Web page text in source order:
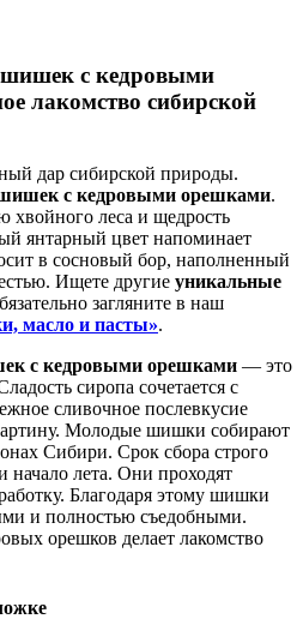
шишек с кедровыми
лакомство сибирской
дар сибирской природы.
шишек с кедровыми орешками.
хвойного леса и щедрость
янтарный цвет напоминает
в сосновый бор, наполненный
Ищете другие уникальные
загляните в наш
масло и пасты».
с кедровыми орешками — это
сиропа сочетается с
сливочное послевкусие
Молодые шишки собирают
Сибири. Срок сбора строго
лета. Они проходят
Благодаря этому шишки
и полностью съедобными.
орешков делает лакомство